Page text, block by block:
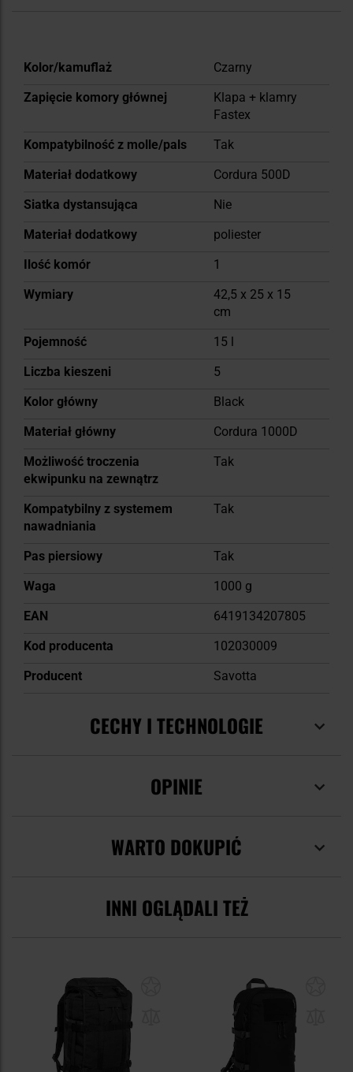
Więcej
Kolor/kamuflaż
Czarny
Zapięcie komory głównej
Klapa + klamry
Fastex
Kompatybilność z molle/pals
Tak
Materiał dodatkowy
Cordura 500D
Siatka dystansująca
Nie
Materiał dodatkowy
poliester
Ilość komór
1
Wymiary
42,5 x 25 x 15
cm
Pojemność
15 l
Liczba kieszeni
5
Kolor główny
Black
Materiał główny
Cordura 1000D
Możliwość troczenia
ekwipunku na zewnątrz
Tak
Kompatybilny z systemem
nawadniania
Tak
Pas piersiowy
Tak
Waga
1000 g
EAN
6419134207805
Kod producenta
102030009
Producent
Savotta
CECHY I TECHNOLOGIE
OPINIE
WARTO DOKUPIĆ
INNI OGLĄDALI TEŻ